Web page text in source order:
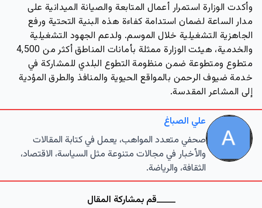
وأكدت الوزارة استمرار أعمال المتابعة والصيانة الميدانية على
مدار الساعة لضمان استدامة كفاءة هذه البنية التحتية ورفع
الجاهزية التشغيلية خلال الموسم. ولدعم الجهود التشغيلية
والخدمية، هيئت الوزارة ممثلة بأمانات المناطق أكثر من 4,500
متطوع ومتطوعة ضمن منظومة التطوع البلدي للمشاركة في
خدمة ضيوف الرحمن بالمواقع الحيوية والمنافذ والطرق المؤدية
إلى المشاعر المقدسة.
علي الصباغ
صحفي متعدد المواهب، يعمل في كتابة المقالات
والأخبار في مجالات متنوعة مثل السياسة، الاقتصاد،
الثقافة، والرياضة.
قم بمشاركة المقال